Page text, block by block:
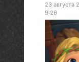
23 августа
9:26